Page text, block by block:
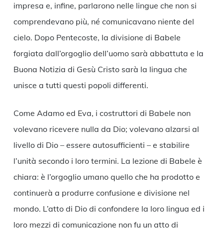
impresa e, infine, parlarono nelle lingue che non si
comprendevano più, né comunicavano niente del
cielo. Dopo Pentecoste, la divisione di Babele
forgiata dall’orgoglio dell’uomo sarà abbattuta e la
Buona Notizia di Gesù Cristo sarà la lingua che
unisce a tutti questi popoli differenti.
Come Adamo ed Eva, i costruttori di Babele non
volevano ricevere nulla da Dio; volevano alzarsi al
livello di Dio – essere autosufficienti – e stabilire
l’unità secondo i loro termini. La lezione di Babele è
chiara: è l’orgoglio umano quello che ha prodotto e
continuerà a produrre confusione e divisione nel
mondo. L’atto di Dio di confondere la loro lingua ed i
loro mezzi di comunicazione non fu un atto di